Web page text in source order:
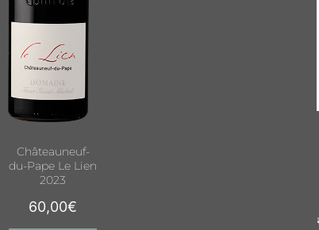
Châteauneuf-
du-Pape Le Lien
2023
60,00€